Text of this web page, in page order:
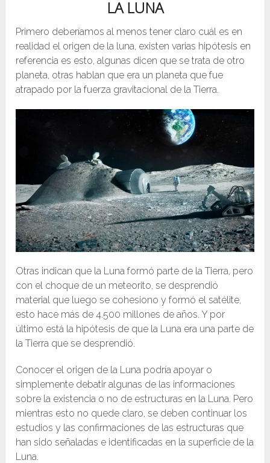
LA LUNA
Primero deberíamos al menos tener claro cuál es en
realidad el origen de la luna, existen varias hipótesis en
referencia es esto, algunas dicen que se trata de otro
planeta, otras hablan que era un planeta que fue
atrapado por la fuerza gravitacional de la Tierra.
Otras indican que la Luna formó parte de la Tierra, pero
con el choque de un meteorito, se desprendió
material que luego se cohesiono y formó el satélite,
esto hace más de 4.500 millones de años. Y por
último está la hipótesis de que la Luna era una parte de
la Tierra que se desprendió.
Conocer el origen de la Luna podría apoyar o
simplemente debatir algunas de las informaciones
sobre la existencia o no de estructuras en la Luna. Pero
mientras esto no quede claro, se deben continuar los
estudios y las confirmaciones de las estructuras que
han sido señaladas e identificadas en la superficie de la
Luna.